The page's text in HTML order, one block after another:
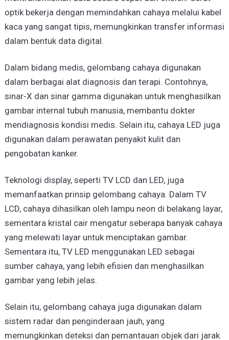
optik bekerja dengan memindahkan cahaya melalui kabel
kaca yang sangat tipis, memungkinkan transfer informasi
dalam bentuk data digital.
Dalam bidang medis, gelombang cahaya digunakan
dalam berbagai alat diagnosis dan terapi. Contohnya,
sinar-X dan sinar gamma digunakan untuk menghasilkan
gambar internal tubuh manusia, membantu dokter
mendiagnosis kondisi medis. Selain itu, cahaya LED juga
digunakan dalam perawatan penyakit kulit dan
pengobatan kanker.
Teknologi display, seperti TV LCD dan LED, juga
memanfaatkan prinsip gelombang cahaya. Dalam TV
LCD, cahaya dihasilkan oleh lampu neon di belakang layar,
sementara kristal cair mengatur seberapa banyak cahaya
yang melewati layar untuk menciptakan gambar.
Sementara itu, TV LED menggunakan LED sebagai
sumber cahaya, yang lebih efisien dan menghasilkan
gambar yang lebih jelas.
Selain itu, gelombang cahaya juga digunakan dalam
sistem radar dan penginderaan jauh, yang
memungkinkan deteksi dan pemantauan objek dari jarak